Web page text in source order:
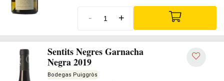
- +
Sentits Negres Garnacha
Negra 2019
Bodegas Puiggròs